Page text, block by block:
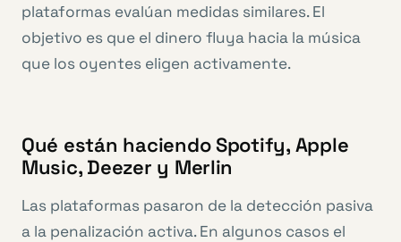
plataformas evalúan medidas similares. El
objetivo es que el dinero fluya hacia la música
que los oyentes eligen activamente.
Qué están haciendo Spotify, Apple
Music, Deezer y Merlin
Las plataformas pasaron de la detección pasiva
a la penalización activa. En algunos casos el